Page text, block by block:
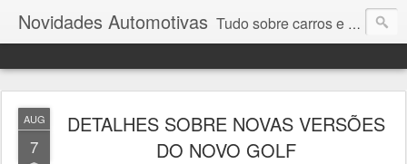
Novidades Automotivas Tudo sobre carros e motores
AUG
7
DETALHES SOBRE NOVAS VERSÕES
DO NOVO GOLF